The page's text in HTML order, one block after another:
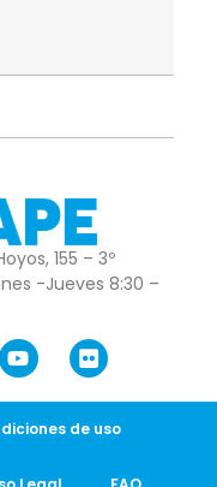
155 – 3º
-Jueves 8:30 –
de uso